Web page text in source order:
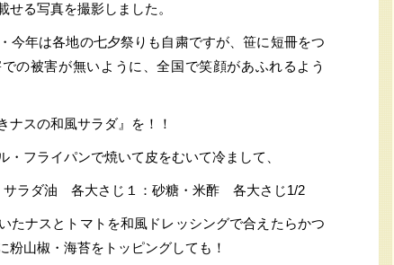
る写真を撮影しました。
今年は各地の七夕祭りも自粛ですが、笹に短冊をつ
の被害が無いように、全国で笑顔があふれるよう
ナスの和風サラダ』を！！
・フライパンで焼いて皮をむいて冷まして、
サラダ油 各大さじ１：砂糖・米酢 各大さじ1/2
たナスとトマトを和風ドレッシングで合えたらかつ
粉山椒・海苔をトッピングしても！